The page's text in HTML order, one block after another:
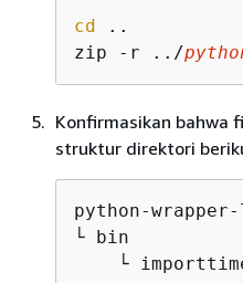
cd ..
zip -r ../
Konfirmasikan bahwa
struktur direktori
python-
└ bin
└